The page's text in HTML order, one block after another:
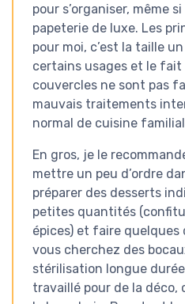
pour s’organiser, même
papeterie de luxe. Les
pour moi, c’est la taille
certains usages et le fait
couvercles ne sont pas
mauvais traitements
normal de cuisine
En gros, je le
mettre un peu d’ordre
préparer des desserts
petites quantités
épices) et faire quelques
vous cherchez des
stérilisation longue
travaillé pour de la déco,